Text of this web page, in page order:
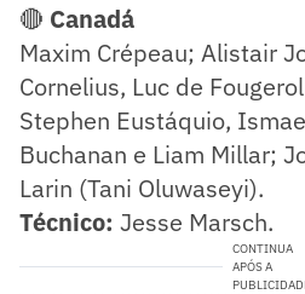
🔴 Canadá
Maxim Crépeau; Alistair
Cornelius, Luc de
Stephen Eustáquio,
Buchanan e Liam Millar;
Larin (Tani Oluwaseyi).
Técnico: Jesse Marsch.
CONTINUA
APÓS A